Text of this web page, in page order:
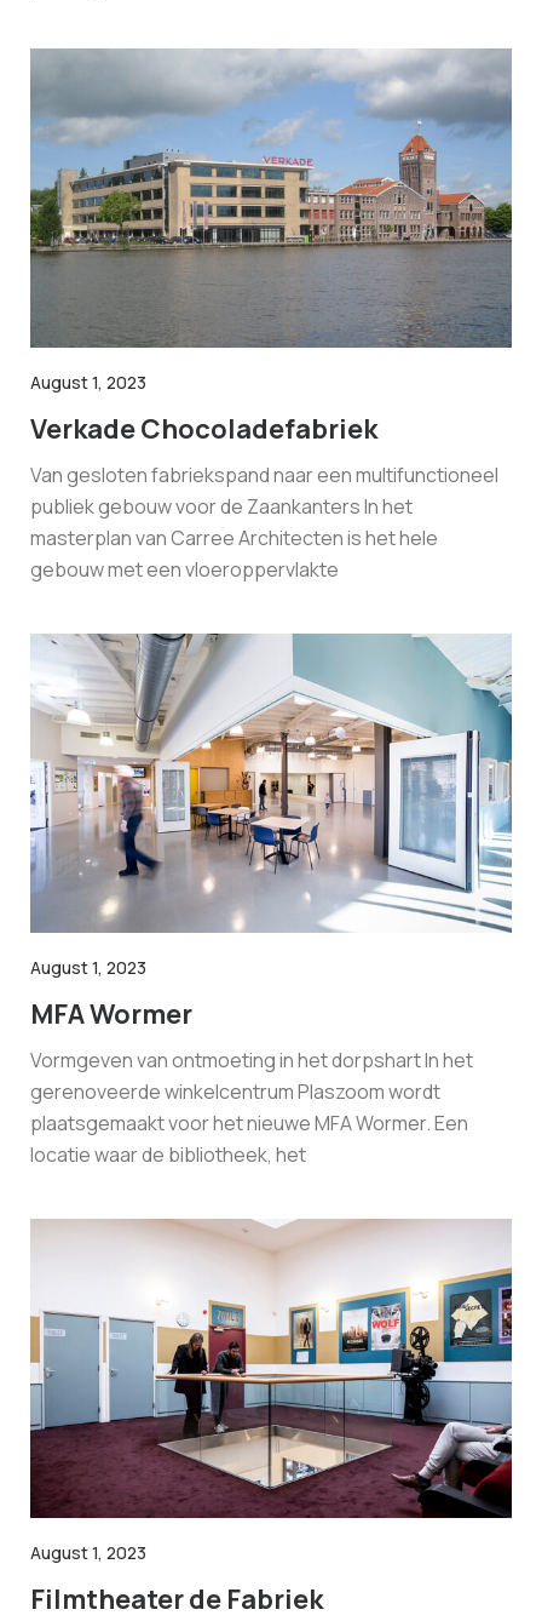
August 1, 2023
Verkade Chocoladefabriek
Van gesloten fabriekspand naar een multifunctioneel
publiek gebouw voor de Zaankanters In het
masterplan van Carree Architecten is het hele
gebouw met een vloeroppervlakte
August 1, 2023
MFA Wormer
Vormgeven van ontmoeting in het dorpshart In het
gerenoveerde winkelcentrum Plaszoom wordt
plaatsgemaakt voor het nieuwe MFA Wormer. Een
locatie waar de bibliotheek, het
August 1, 2023
Filmtheater de Fabriek